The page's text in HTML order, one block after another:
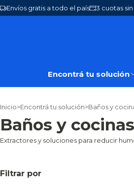
Envíos gratis a todo el país 3 cuotas
Encontrá tu solución
Inicio>Encontrá tu solución>Baños y
Baños y cocinas
Extractores y soluciones para reducir
Filtrar por